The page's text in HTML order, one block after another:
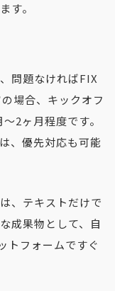
す。
問題なければFIX
場合、キックオフ
2ヶ月程度です。
、優先対応も可能
、テキストだけで
成果物として、自
トフォームですぐ